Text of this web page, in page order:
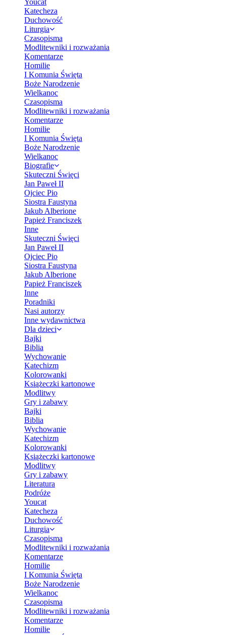
Youcat
Katecheza
Duchowość
Liturgia
Czasopisma
Modlitewniki i rozważania
Komentarze
Homilie
I Komunia Święta
Boże Narodzenie
Wielkanoc
Czasopisma
Modlitewniki i rozważania
Komentarze
Homilie
I Komunia Święta
Boże Narodzenie
Wielkanoc
Biografie
Skuteczni Święci
Jan Paweł II
Ojciec Pio
Siostra Faustyna
Jakub Alberione
Papież Franciszek
Inne
Skuteczni Święci
Jan Paweł II
Ojciec Pio
Siostra Faustyna
Jakub Alberione
Papież Franciszek
Inne
Poradniki
Nasi autorzy
Inne wydawnictwa
Dla dzieci
Bajki
Biblia
Wychowanie
Katechizm
Kolorowanki
Książeczki kartonowe
Modlitwy
Gry i zabawy
Bajki
Biblia
Wychowanie
Katechizm
Kolorowanki
Książeczki kartonowe
Modlitwy
Gry i zabawy
Literatura
Podróże
Youcat
Katecheza
Duchowość
Liturgia
Czasopisma
Modlitewniki i rozważania
Komentarze
Homilie
I Komunia Święta
Boże Narodzenie
Wielkanoc
Czasopisma
Modlitewniki i rozważania
Komentarze
Homilie